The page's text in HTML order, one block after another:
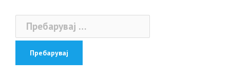
Пребарувај
за: